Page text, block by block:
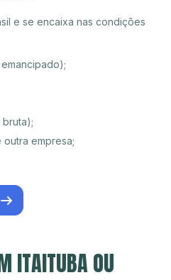
e se encaixa nas condições
empresa;
ITAITUBA OU